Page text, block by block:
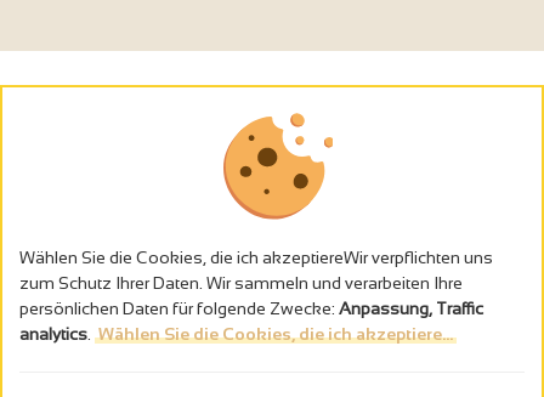
Alkoholmissbrauch ist gefährlich für die Gesundheit - trinken Sie in
Wählen Sie die Cookies, die ich akzeptiereWir verpflichten uns
zum Schutz Ihrer Daten. Wir sammeln und verarbeiten Ihre
persönlichen Daten für folgende Zwecke: Anpassung, Traffic
analytics Wählen Sie die Cookies, die ich akzeptiere...